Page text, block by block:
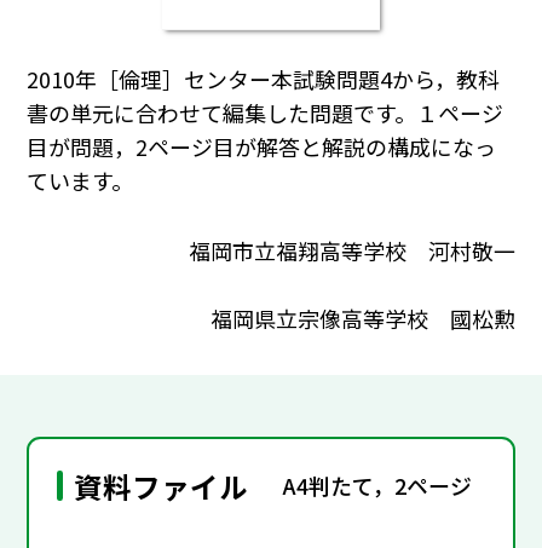
2010年［倫理］センター本試験問題4から，教科
書の単元に合わせて編集した問題です。１ページ
目が問題，2ページ目が解答と解説の構成になっ
ています。
福岡市立福翔高等学校 河村敬一
福岡県立宗像高等学校 國松勲
資料ファイル A4判たて，2ページ